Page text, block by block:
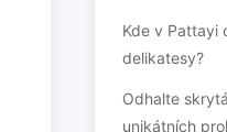
Kde v Pattayi
delikatesy?
Odhalte
unikátních